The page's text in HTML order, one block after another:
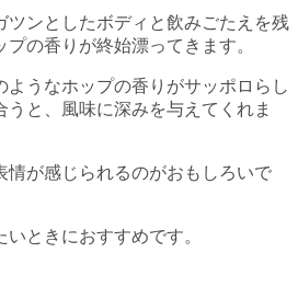
ツンとしたボディと飲みごたえを残
の香りが終始漂ってきます。
ようなホップの香りがサッポロらし
うと、風味に深みを与えてくれま
情が感じられるのがおもしろいで
ときにおすすめです。